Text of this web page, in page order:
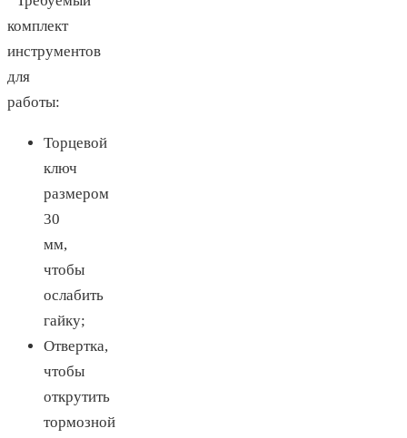
комплект
инструментов
для
работы:
Торцевой
ключ
размером
30
мм,
чтобы
ослабить
гайку;
Отвертка,
чтобы
открутить
тормозной